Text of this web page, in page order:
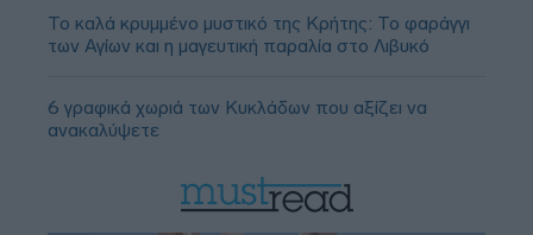
Το καλά κρυμμένο μυστικό της Κρήτης: Το φαράγγι
των Αγίων και η μαγευτική παραλία στο Λιβυκό
6 γραφικά χωριά των Κυκλάδων που αξίζει να
ανακαλύψετε